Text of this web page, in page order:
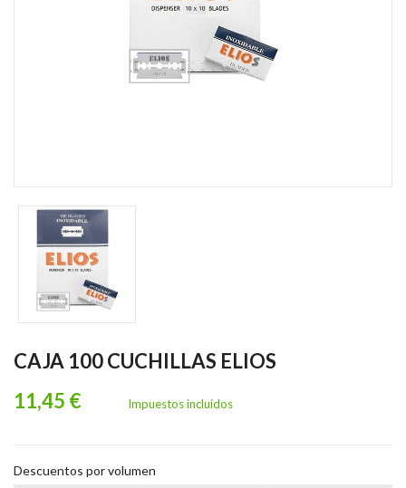
CAJA 100 CUCHILLAS ELIOS
11,45 €
Impuestos incluidos
Descuentos por volumen